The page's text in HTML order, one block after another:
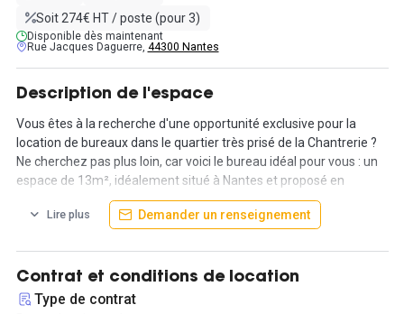
Soit 274€ HT / poste (pour 3)
Disponible dès maintenant
Rue Jacques Daguerre, 44300 Nantes
Description de l'espace
Vous êtes à la recherche d'une opportunité exclusive pour la
location de bureaux dans le quartier très prisé de la Chantrerie ?
Ne cherchez pas plus loin, car voici le bureau idéal pour vous : un
espace de 13m², idéalement situé à Nantes et proposé en
location clés en main.
diversifiés des entrepreneurs, des salariés de grandes
entreprises, des freelancers et des voyageurs d'affaires. Outre sa
localisation stratégique, cet espace de travail offre un
Lire plus Demander un renseignement
Contrat et conditions de location
Type de contrat